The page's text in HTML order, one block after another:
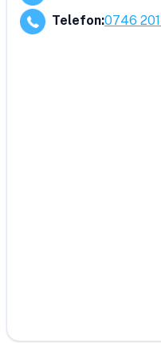
Telefon:0746